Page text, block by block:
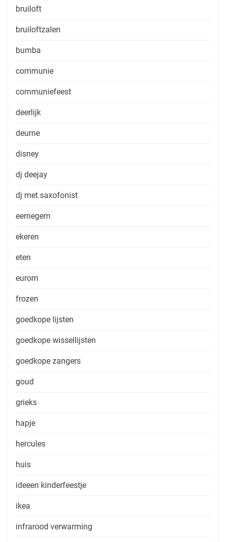
bruiloft
bruiloftzalen
bumba
communie
communiefeest
deerlijk
deurne
disney
dj deejay
dj met saxofonist
eernegem
ekeren
eten
eurom
frozen
goedkope lijsten
goedkope wissellijsten
goedkope zangers
goud
grieks
hapje
hercules
huis
ideeen kinderfeestje
ikea
infrarood verwarming